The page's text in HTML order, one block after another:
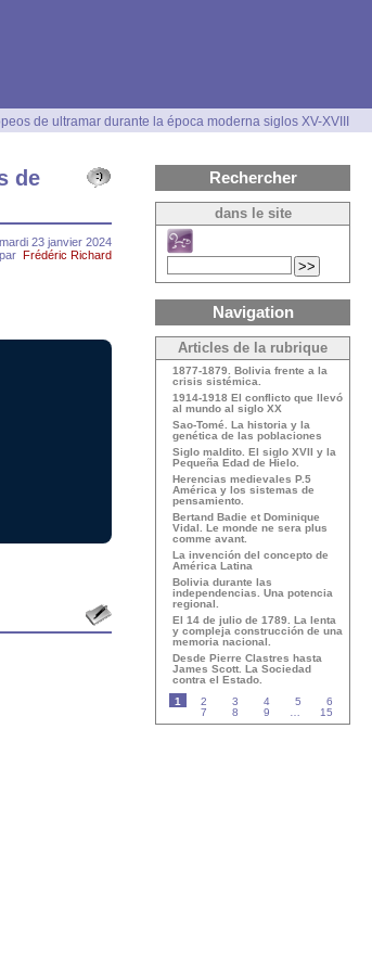
de ultramar durante la época moderna siglos XV-XVIII
de
mardi 23 janvier 2024
par Frédéric Richard
Rechercher
dans le site
Navigation
Articles de la rubrique
1877-1879. Bolivia frente a la
crisis sistémica.
1914-1918 El conflicto que llevó
al mundo al siglo XX
Sao-Tomé. La historia y la
genética de las poblaciones
Siglo maldito. El siglo XVII y la
Pequeña Edad de Hielo.
Herencias medievales P.5
América y los sistemas de
pensamiento.
Bertand Badie et Dominique
Vidal. Le monde ne sera plus
comme avant.
La invención del concepto de
América Latina
Bolivia durante las
independencias. Una potencia
regional.
El 14 de julio de 1789. La lenta
y compleja construcción de una
memoria nacional.
Desde Pierre Clastres hasta
James Scott. La Sociedad
contra el Estado.
1
2 3 4 5
6
7
8 9 15